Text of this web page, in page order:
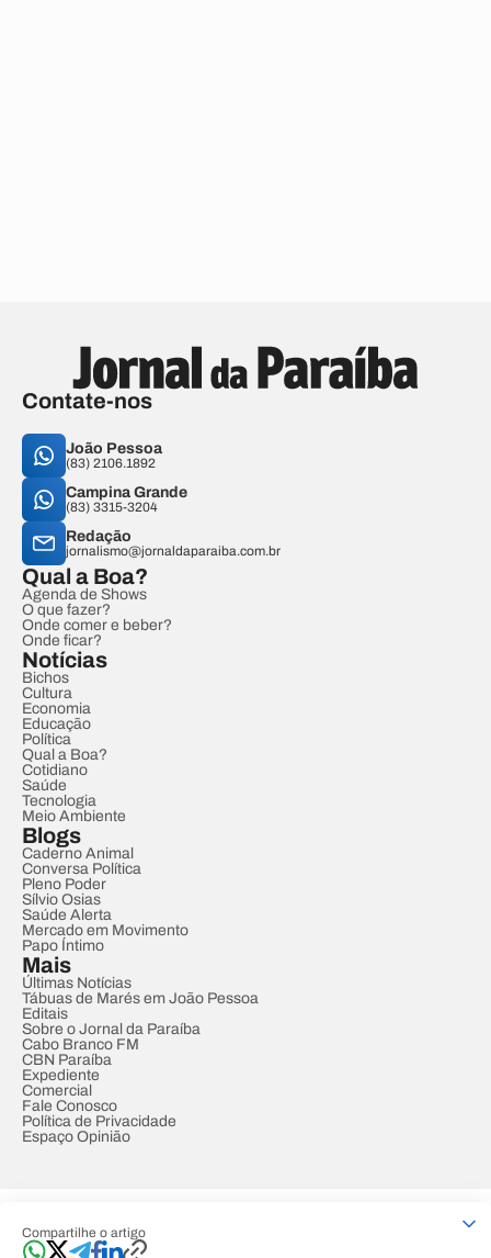
Compartilhe o artigo
Contate-nos
João Pessoa
(83) 2106.1892
Campina Grande
(83) 3315-3204
Redação
jornalismo@jornaldaparaiba.com.br
Qual a Boa?
Agenda de Shows
O que fazer?
Onde comer e beber?
Onde ficar?
Notícias
Bichos
Cultura
Economia
Educação
Política
Qual a Boa?
Cotidiano
Saúde
Tecnologia
Meio Ambiente
Blogs
Caderno Animal
Conversa Política
Pleno Poder
Sílvio Osias
Saúde Alerta
Mercado em Movimento
Papo Íntimo
Mais
Últimas Notícias
Tábuas de Marés em João Pessoa
Editais
Sobre o Jornal da Paraíba
Cabo Branco FM
CBN Paraíba
Expediente
Comercial
Fale Conosco
Política de Privacidade
Espaço Opinião